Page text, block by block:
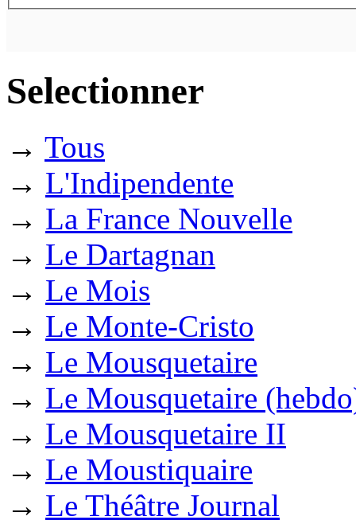
Selectionner
→ Tous
→ L'Indipendente
→ La France Nouvelle
→ Le Dartagnan
→ Le Mois
→ Le Monte-Cristo
→ Le Mousquetaire
→ Le Mousquetaire
→ Le Mousquetaire II
→ Le Moustiquaire
→ Le Théâtre Journal